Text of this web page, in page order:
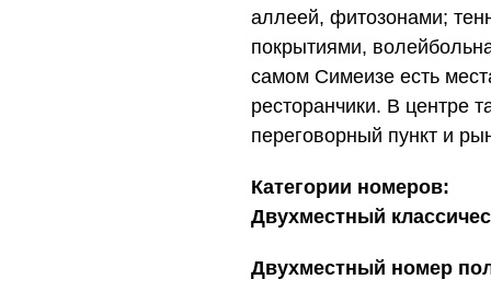
аллеей, фитозонами;
покрытиями,
самом Симеизе есть
ресторанчики. В центре
переговорный пункт и
Категории номеров:
Двухместный
Двухместный номер